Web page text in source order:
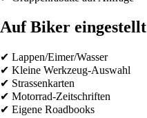
Auf Biker eingestellt
✔ Lappen/Eimer/Wasser
✔ Kleine Werkzeug-Auswahl
✔ Strassenkarten
✔ Motorrad-Zeitschriften
✔ Eigene Roadbooks